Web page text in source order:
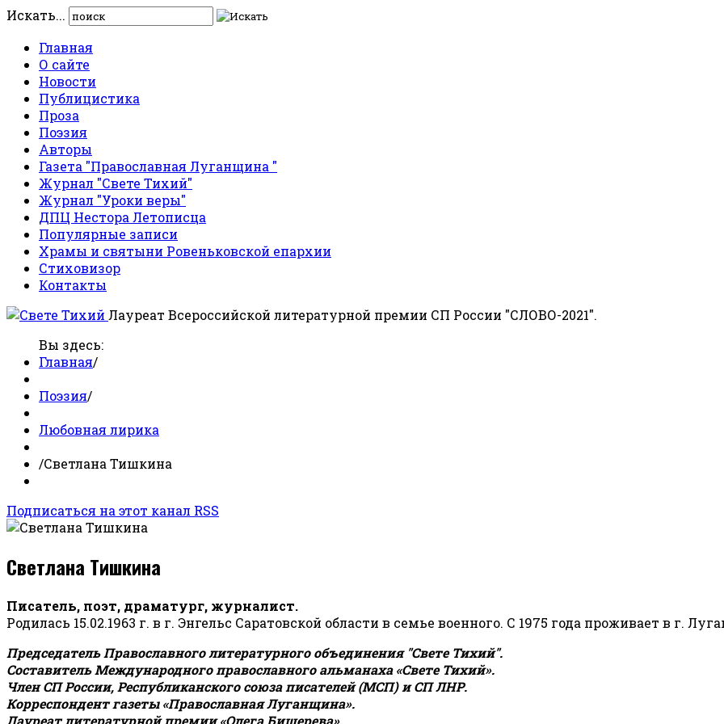
Искать...
Главная
О сайте
Новости
Публицистика
Проза
Поэзия
Авторы
Газета "Православная Луганщина "
Журнал "Свете Тихий"
Журнал "Уроки веры"
ДПЦ Нестора Летописца
Популярные записи
Храмы и святыни Ровеньковской епархии
Стиховизор
Контакты
Лауреат Всероссийской литературной премии СП России "СЛОВО-2021".
Вы здесь:
Главная/
Поэзия/
Любовная лирика
/Светлана Тишкина
Подписаться на этот канал RSS
Светлана Тишкина
Писатель, поэт, драматург, журналист.
Родилась 15.02.1963 г. в г. Энгельс Саратовской области в семье военного. С 1975 года проживает в г.
Председатель Православного литературного объединения "Свете Тихий".
Составитель Международного православного альманаха «Свете Тихий».
Член СП России, Республиканского союза писателей (МСП) и СП ЛНР.
Корреспондент газеты «Православная Луганщина».
Лауреат литературной премии «Олега Бишерева».